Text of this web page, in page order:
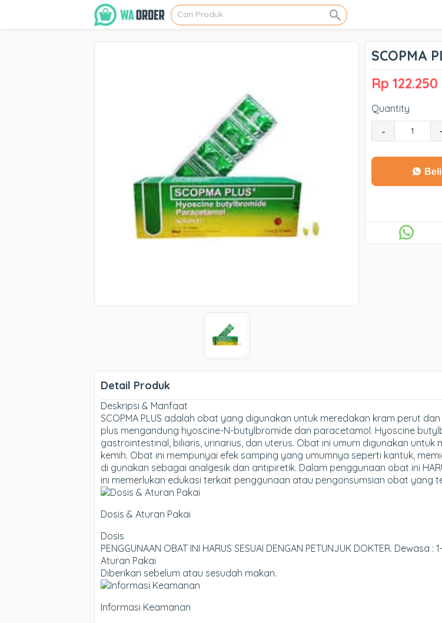
SCOPMA
Rp 122.250
Quantity
-
Detail Produk
Deskripsi & Manfaat
SCOPMA PLUS adalah obat yang digunakan untuk meredakan kram perut
plus mengandung hyoscine-N-butylbromide dan paracetamol. Hyoscine
gastrointestinal, biliaris, urinarius, dan uterus. Obat ini umum digunakan
kemih. Obat ini mempunyai efek samping yang umumnya seperti kantuk,
di gunakan sebagai analgesik dan antipiretik. Dalam penggunaan obat ini
ini memerlukan edukasi terkait penggunaan atau pengonsumsian obat yang
Dosis & Aturan Pakai
Dosis
PENGGUNAAN OBAT INI HARUS SESUAI DENGAN PETUNJUK DOKTER.
Aturan Pakai
Diberikan sebelum atau sesudah makan.
Informasi Keamanan